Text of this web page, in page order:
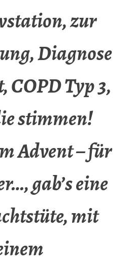
zur
Diagnose
COPD Typ 3,
stimmen!
Advent – für
gab’s eine
mit